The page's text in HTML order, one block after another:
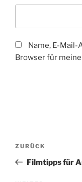
Name, E-Mail-
Browser für
Vorheriger
Beitrag
ZURÜCK
Filmtipps für